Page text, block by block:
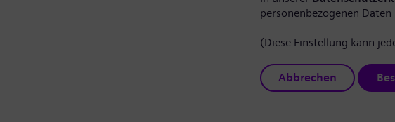
personenbezogenen Daten
(Diese Einstellung kann
Abbrechen